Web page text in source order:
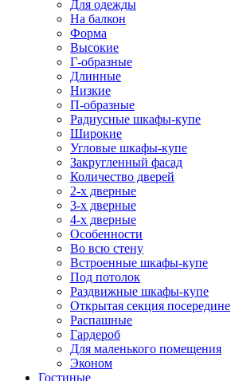
Для одежды
На балкон
Форма
Высокие
Г-образные
Длинные
Низкие
П-образные
Радиусные шкафы-купе
Широкие
Угловые шкафы-купе
Закругленный фасад
Количество дверей
2-х дверные
3-х дверные
4-х дверные
Особенности
Во всю стену
Встроенные шкафы-купе
Под потолок
Раздвижные шкафы-купе
Открытая секция посередине
Распашные
Гардероб
Для маленького помещения
Эконом
Гостиные